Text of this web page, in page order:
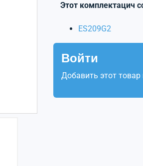
Этот комплектацич
ES209G2
Войти
Добавить этот товар